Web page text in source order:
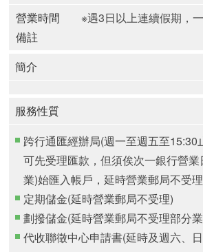
營業時間
備註
※遇3日以上連續假期，一
簡介
服務性質
跨行通匯經辦局(週一至週五至15:30
可先受理匯款，但須俟次一銀行營
業)始匯入帳戶，延時營業郵局不受
定期儲金(延時營業郵局不受理)
劃撥儲金(延時營業郵局不受理部分
代收聯徵中心申請書(延時及週六、